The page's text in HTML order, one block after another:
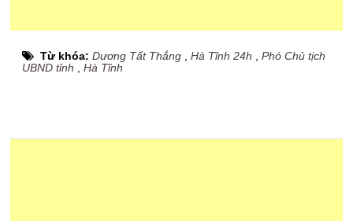
Từ khóa:Dương Tất Thắng ,Hà Tĩnh 24h ,Phó Chủ tịch
UBND tỉnh ,Hà Tĩnh